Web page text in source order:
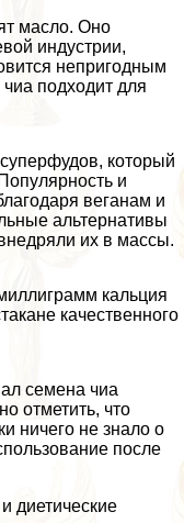
масло. Оно
индустрии,
непригодным
подходит для
который
и
веганам и
альтернативы
их в массы.
кальция
качественного
семена чиа
отметить, что
ничего не знало о
после
диетические